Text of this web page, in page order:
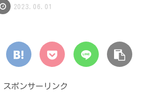
2023.06.01
スポンサーリンク